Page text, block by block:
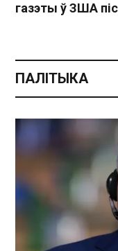
газэты ў ЗША
ПАЛІТЫКА